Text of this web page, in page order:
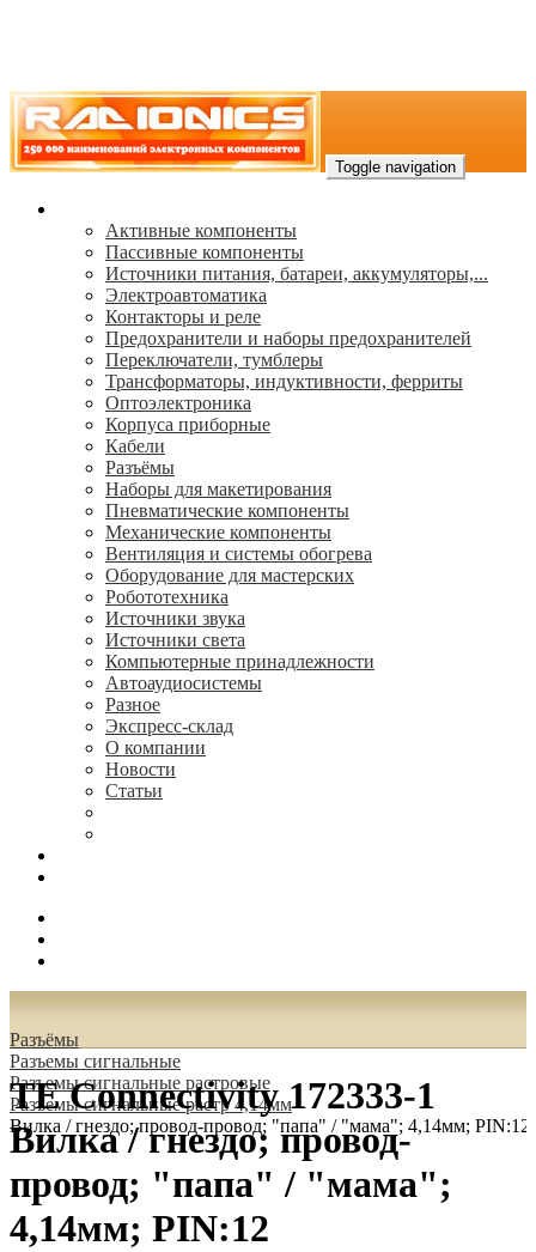
Toggle navigation
Активные компоненты
Пассивные компоненты
Источники питания, батареи, аккумуляторы,...
Электроавтоматика
Контакторы и реле
Предохранители и наборы предохранителей
Переключатели, тумблеры
Трансформаторы, индуктивности, ферриты
Oптоэлектроника
Корпуса приборные
Кабели
Разъёмы
Наборы для макетирования
Пневматические компоненты
Механические компоненты
Вентиляция и системы обогрева
Оборудование для мастерских
Робототехника
Источники звука
Источники света
Компьютерные принадлежности
Автоаудиосистемы
Разное
Экспресс-склад
О компании
Новости
Статьи
Разъёмы
Разъeмы сигнальные
Разъeмы сигнальные растровые
Разъeмы сигнальные растр 4,14мм
Вилка / гнездо; провод-провод; "папа" / "мама"; 4,14мм; PIN:12
TE Connectivity 172333-1
Вилка / гнездо; провод-
провод; "папа" / "мама";
4,14мм; PIN:12